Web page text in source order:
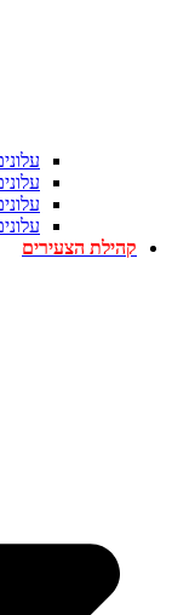
קהילת הצעירים